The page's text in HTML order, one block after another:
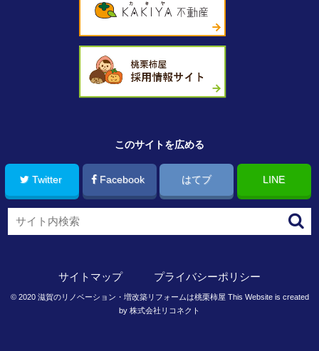
このサイトを広める
Twitter Facebook はてブ LINE
サイトマップ プライバシーポリシー
© 2020 滋賀のリノベーション・増改築リフォームは桃栗柿屋 This Website is created
by 株式会社リコネクト